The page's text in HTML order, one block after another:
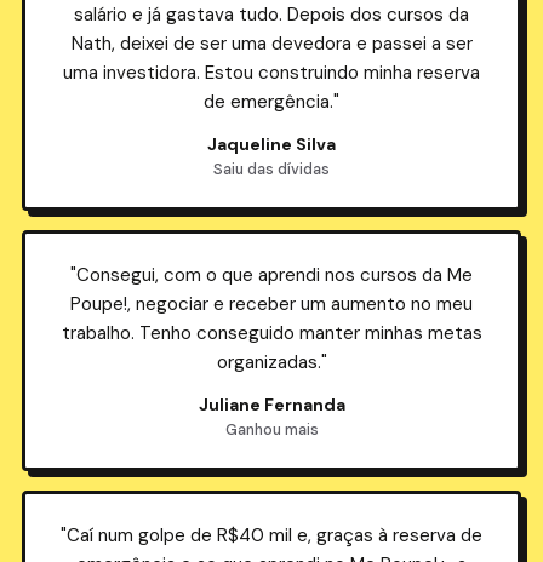
salário e já gastava tudo. Depois dos cursos da
Nath, deixei de ser uma devedora e passei a ser
uma investidora. Estou construindo minha reserva
de emergência."
Jaqueline Silva
Saiu das dívidas
"Consegui, com o que aprendi nos cursos da Me
Poupe!, negociar e receber um aumento no meu
trabalho. Tenho conseguido manter minhas metas
organizadas."
Juliane Fernanda
Ganhou mais
"Caí num golpe de R$40 mil e, graças à reserva de